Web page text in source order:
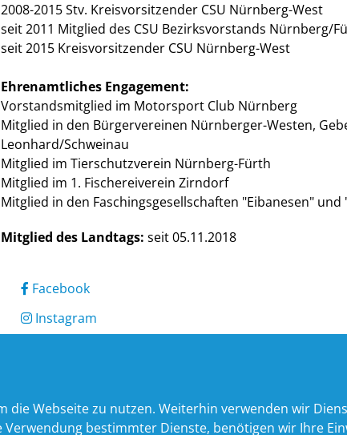
2008-2015 Stv. Kreisvorsitzender CSU Nürnberg-West
seit 2011 Mitglied des CSU Bezirksvorstands Nürnberg/
seit 2015 Kreisvorsitzender CSU Nürnberg-West
Ehrenamtliches Engagement:
Vorstandsmitglied im Motorsport Club Nürnberg
Mitglied in den Bürgervereinen Nürnberger-Westen,
Leonhard/Schweinau
Mitglied im Tierschutzverein Nürnberg-Fürth
Mitglied im 1. Fischereiverein Zirndorf
Mitglied in den Faschingsgesellschaften "Eibanesen" und
Mitglied des Landtags: seit 05.11.2018
Facebook
Instagram
die Webseite zu nutzen. Weiterhin verwenden wir
bestimmter Dienste, benötigen wir Ihre